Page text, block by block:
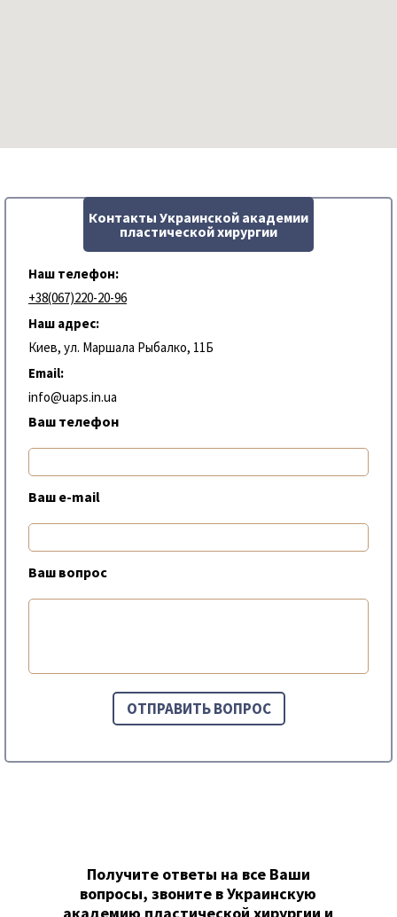
Контакты Украинской академии
пластической хирургии
Наш телефон:
+38(067)220-20-96
Наш адрес:
Киев, ул. Маршала Рыбалко, 11Б
Email:
info@uaps.in.ua
Ваш телефон
Ваш e-mail
Ваш вопрос
Получите ответы на все Ваши
вопросы, звоните в Украинскую
академию пластической хирургии и